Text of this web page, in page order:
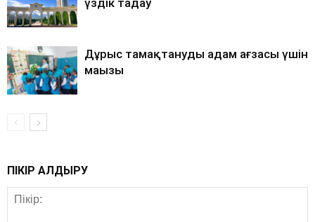
үздік таңдау
Дұрыс тамақтанудың адам ағзасы үшін
маңызы
ПІКІР ҚАЛДЫРУ